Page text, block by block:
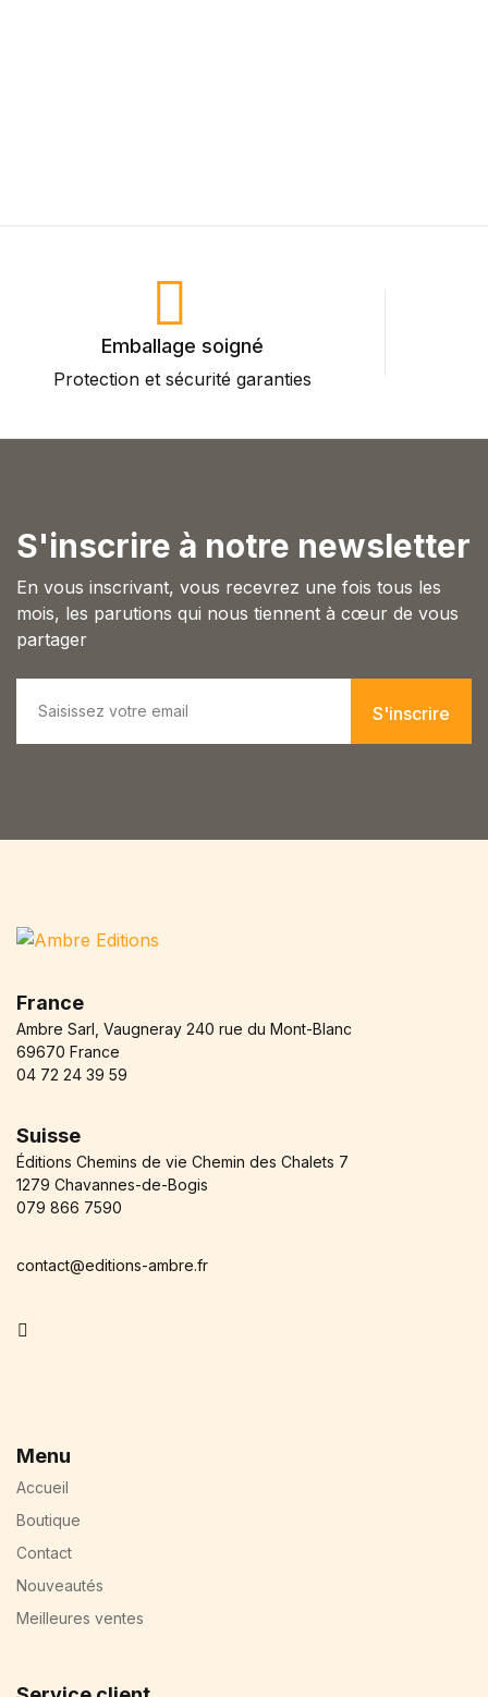
Emballage soigné
Protection et sécurité garanties
S'inscrire à notre newsletter
En vous inscrivant, vous recevrez une fois tous les
mois, les parutions qui nous tiennent à cœur de vous
partager
i
S'inscrire
France
Ambre Sarl, Vaugneray 240 rue du Mont-Blanc
69670 France
04 72 24 39 59
Suisse
Éditions Chemins de vie Chemin des Chalets 7
1279 Chavannes-de-Bogis
079 866 7590
contact@editions-ambre.fr
Menu
Accueil
Boutique
Contact
Nouveautés
Meilleures ventes